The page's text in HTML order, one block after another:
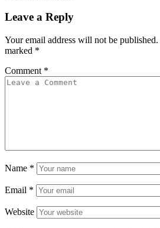
Leave a Reply
Your email address will not be published.
marked *
Comment *
Name *
Email *
Website